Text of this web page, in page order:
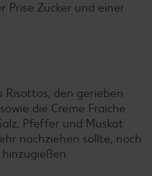
Prise Zucker und einer
Risottos, den gerieben
die Creme Fraiche
Pfeffer und Muskat
nachziehen sollte, noch